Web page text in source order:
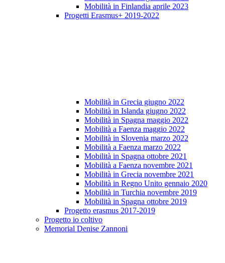
Mobilità in Finlandia aprile 2023
Progetti Erasmus+ 2019-2022
Mobilità in Grecia giugno 2022
Mobilità in Islanda giugno 2022
Mobilità in Spagna maggio 2022
Mobilità a Faenza maggio 2022
Mobilità in Slovenia marzo 2022
Mobilità a Faenza marzo 2022
Mobilità in Spagna ottobre 2021
Mobilità a Faenza novembre 2021
Mobilità in Grecia novembre 2021
Mobilità in Regno Unito gennaio 2020
Mobilità in Turchia novembre 2019
Mobilità in Spagna ottobre 2019
Progetto erasmus 2017-2019
Progetto io coltivo
Memorial Denise Zannoni